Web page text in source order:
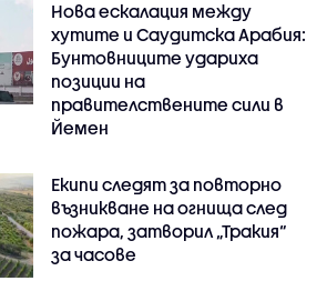
Нова ескалация между
хутите и Саудитска Арабия:
Бунтовниците удариха
позиции на
правителствените сили в
Йемен
Екипи следят за повторно
възникване на огнища след
пожара, затворил „Тракия“
за часове